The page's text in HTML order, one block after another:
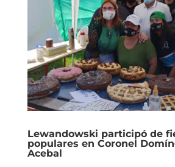
Lewandowski participó de
populares en Coronel
Acebal